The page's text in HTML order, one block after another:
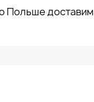
Польше доставим